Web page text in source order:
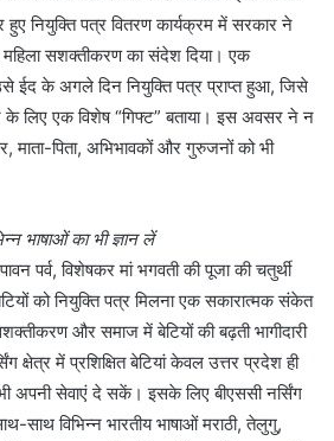
नियुक्ति पत्र वितरण कार्यक्रम में सरकार ने
महिला सशक्तीकरण का संदेश दिया। एक
ईद के अगले दिन नियुक्ति पत्र प्राप्त हुआ, जिसे
लिए एक विशेष “गिफ्ट” बताया। इस अवसर ने न
पिता, अभिभावकों और गुरुजनों को भी
भाषाओं का भी ज्ञान लें
पर्व, विशेषकर मां भगवती की पूजा की चतुर्थी
को नियुक्ति पत्र मिलना एक सकारात्मक संकेत
और समाज में बेटियों की बढ़ती भागीदारी
क्षेत्र में प्रशिक्षित बेटियां केवल उत्तर प्रदेश ही
अपनी सेवाएं दे सकें। इसके लिए बीएससी नर्सिंग
साथ विभिन्न भारतीय भाषाओं मराठी, तेलुगु,